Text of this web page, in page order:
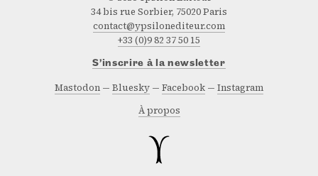
34 bis rue Sorbier, 75020 Paris
contact@ypsilonediteur.com
+33 (0)9 82 37 50 15
S’inscrire à la newsletter
Mastodon Bluesky Facebook
Instagram
À propos